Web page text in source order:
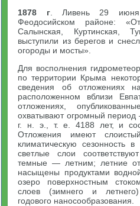
1878 г. Ливень 29 июня
Феодосийском районе:
Салынская, Куртинская,
выступили из берегов и
огороды и мосты».
Для восполнения
по территории Крыма
сведения об отложениях
расположенном вблизи
отложениях,
охватывают огромный
г. н. э., т. е. 4188 лет, и
Отложения имеют
климатическую сезонность
светлые слои
темные — летним; летние
насыщены продуктами
озеро поверхностным
слоев (зимнего и летнего)
годового наносообразования.